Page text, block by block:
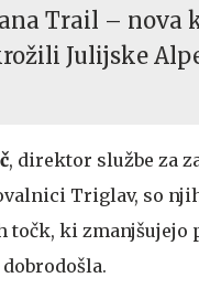
Trail – nova
Julijske
, direktor službe za
Triglav, so
ki zmanjšujejo